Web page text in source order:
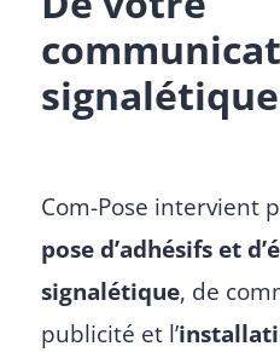
Com-Pose intervient
pose d’adhésifs et
signalétique, de
publicité et l’